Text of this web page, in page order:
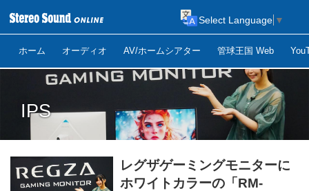
ホーム オーディオ AV/ホームシアター 管球王国 Web
Select Language ▼
IPS
レグザゲーミングモニターに
ホワイトカラーの「RM-